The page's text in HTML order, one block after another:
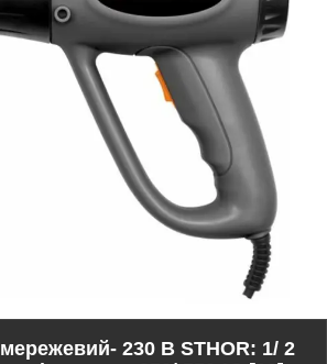
230 В STHOR: 1/ 2